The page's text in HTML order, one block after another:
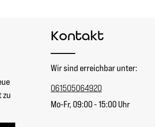
zu
Kontakt
Wir sind erreichbar unter:
061505064920
Mo-Fr, 09:00 - 15:00 Uhr